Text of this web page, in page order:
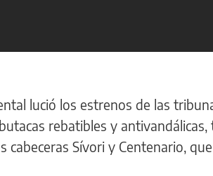
lució los estrenos de las
rebatibles y
cabeceras Sívori y Centenario,